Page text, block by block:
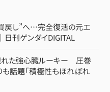
戻し”へ…完全復活の元エ
日刊ゲンダイDIGITAL
れた強心臓ルーキー 圧巻
も話題「積極性もほれぼれ